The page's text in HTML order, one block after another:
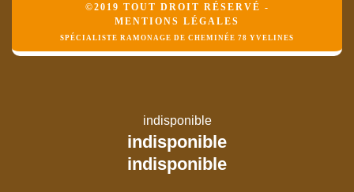
©2019 TOUT DROIT RÉSERVÉ -
MENTIONS LÉGALES
SPÉCIALISTE RAMONAGE DE CHEMINÉE 78 YVELINES
indisponible
indisponible
indisponible